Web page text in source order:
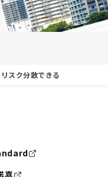
スク分散できる
喜